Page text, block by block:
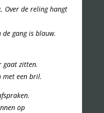
Over de reling hangt
gang is blauw.
gaat zitten.
met een bril.
op